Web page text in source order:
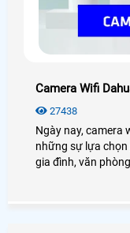
Camera Wifi
27438
Ngày nay, camera
những sự lựa
gia đình, văn